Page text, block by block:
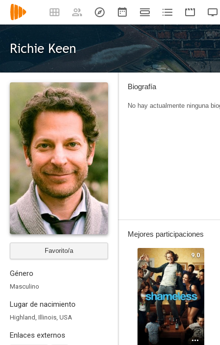
Richie Keen
Favorito/a
Género
Masculino
Lugar de nacimiento
Highland, Illinois, USA
Enlaces externos
Biografía
No hay actualmente ninguna
Mejores participaciones
9.0